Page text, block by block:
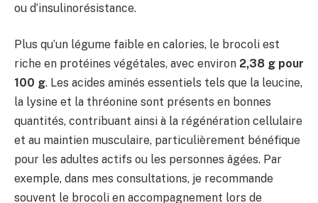
ou d’insulinorésistance.
Plus qu’un légume faible en calories, le brocoli est
riche en protéines végétales, avec environ 2,38 g pour
100 g. Les acides aminés essentiels tels que la leucine,
la lysine et la thréonine sont présents en bonnes
quantités, contribuant ainsi à la régénération cellulaire
et au maintien musculaire, particulièrement bénéfique
pour les adultes actifs ou les personnes âgées. Par
exemple, dans mes consultations, je recommande
souvent le brocoli en accompagnement lors de